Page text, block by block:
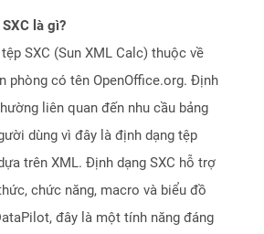
là gì?
SXC (Sun XML Calc) thuộc về
phòng có tên OpenOffice.org. Định
liên quan đến nhu cầu bảng
dùng vì đây là định dạng tệp
trên XML. Định dạng SXC hỗ trợ
chức năng, macro và biểu đồ
đây là một tính năng đáng